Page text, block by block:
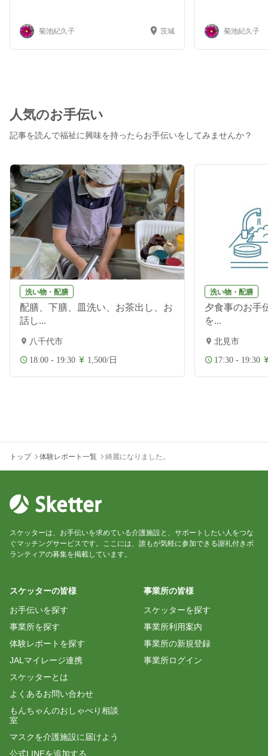
菊池紀久子 茨城 菊池紀久子
人気のお手伝い
記事を読んで福祉に興味を持ったらお手伝いをしてみませんか？
洗い物・配膳
配膳、下膳、皿洗い、お茶出し、お
話し...
八千代市
18:00 - 19:30 1,500/日
洗い物・配膳
夕食事のお手
を...
北見市
17:30 - 19:30
トップ 体験レポート一覧 綺麗になりました。
スケッターは、お手伝いを求めている介護施設と、サポートしたい人をつな
ぐマッチングサービスです。ここには、誰もが気軽に参加できる謝礼付きボ
ランティアの募集を掲載しています。
スケッターの皆様
お手伝いを探す
事業所を探す
体験レポートを探す
JALマイレージ連携
スケッターとは
よくあるお問い合わせ
もんちゃんのおしゃべり相談
室
マスクを介護施設に届けよう
公式LINEを追加する
事業所の皆様
スケッターを探す
事業所利用案内
事業所の新規登録
事業所ログイン